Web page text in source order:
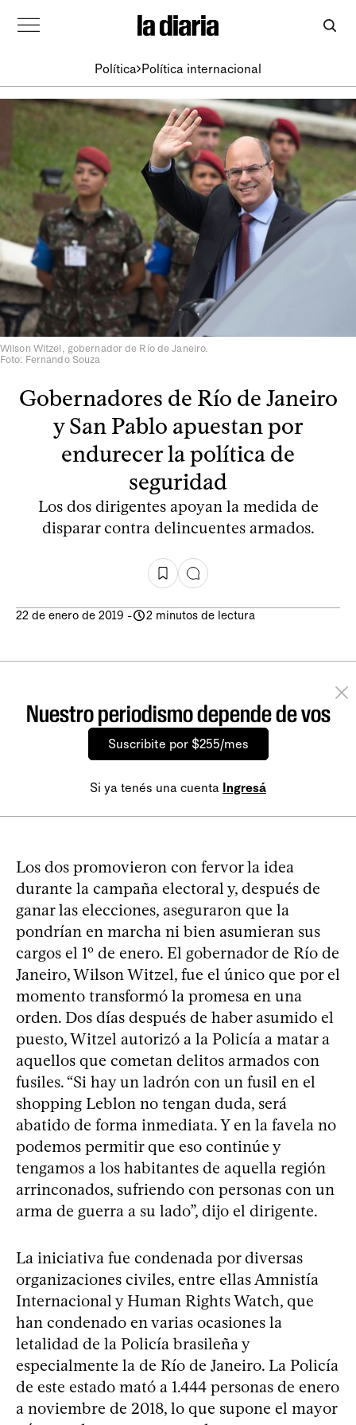
Política Política internacional
Wilson Witzel, gobernador de Río de Janeiro.
Foto: Fernando Souza
Gobernadores de Río de Janeiro
y San Pablo apuestan por
endurecer la política de
seguridad
Los dos dirigentes apoyan la medida de
disparar contra delincuentes armados.
22 de enero de 2019 - 2 minutos de lectura
Nuestro periodismo depende de vos
Suscribite por $255/mes
Si ya tenés una cuenta Ingresá
Los dos promovieron con fervor la idea
durante la campaña electoral y, después de
ganar las elecciones, aseguraron que la
pondrían en marcha ni bien asumieran sus
cargos el 1º de enero. El gobernador de Río de
Janeiro, Wilson Witzel, fue el único que por el
momento transformó la promesa en una
orden. Dos días después de haber asumido el
puesto, Witzel autorizó a la Policía a matar a
aquellos que cometan delitos armados con
fusiles. “Si hay un ladrón con un fusil en el
shopping Leblon no tengan duda, será
abatido de forma inmediata. Y en la favela no
podemos permitir que eso continúe y
tengamos a los habitantes de aquella región
arrinconados, sufriendo con personas con un
arma de guerra a su lado”, dijo el dirigente.
La iniciativa fue condenada por diversas
organizaciones civiles, entre ellas Amnistía
Internacional y Human Rights Watch, que
han condenado en varias ocasiones la
letalidad de la Policía brasileña y
especialmente la de Río de Janeiro. La Policía
de este estado mató a 1.444 personas de enero
a noviembre de 2018, lo que supone el mayor